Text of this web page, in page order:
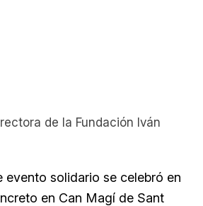
de la Fundación Iván
evento solidario se celebró en
en Can Magí de Sant